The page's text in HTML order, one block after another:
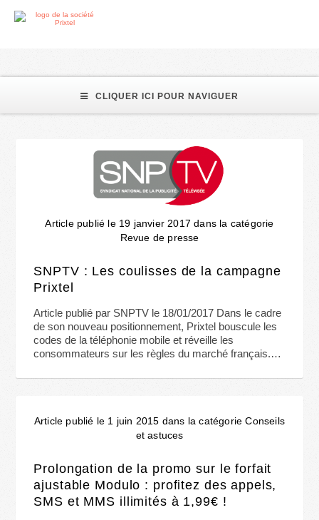
CLIQUER ICI POUR NAVIGUER
Article publié le 19 janvier 2017 dans la catégorie
Revue de presse
SNPTV : Les coulisses de la campagne
Prixtel
Article publié par SNPTV le 18/01/2017 Dans le cadre
de son nouveau positionnement, Prixtel bouscule les
codes de la téléphonie mobile et réveille les
consommateurs sur les règles du marché français.…
Article publié le 1 juin 2015 dans la catégorie Conseils
et astuces
Prolongation de la promo sur le forfait
ajustable Modulo : profitez des appels,
SMS et MMS illimités à 1,99€ !